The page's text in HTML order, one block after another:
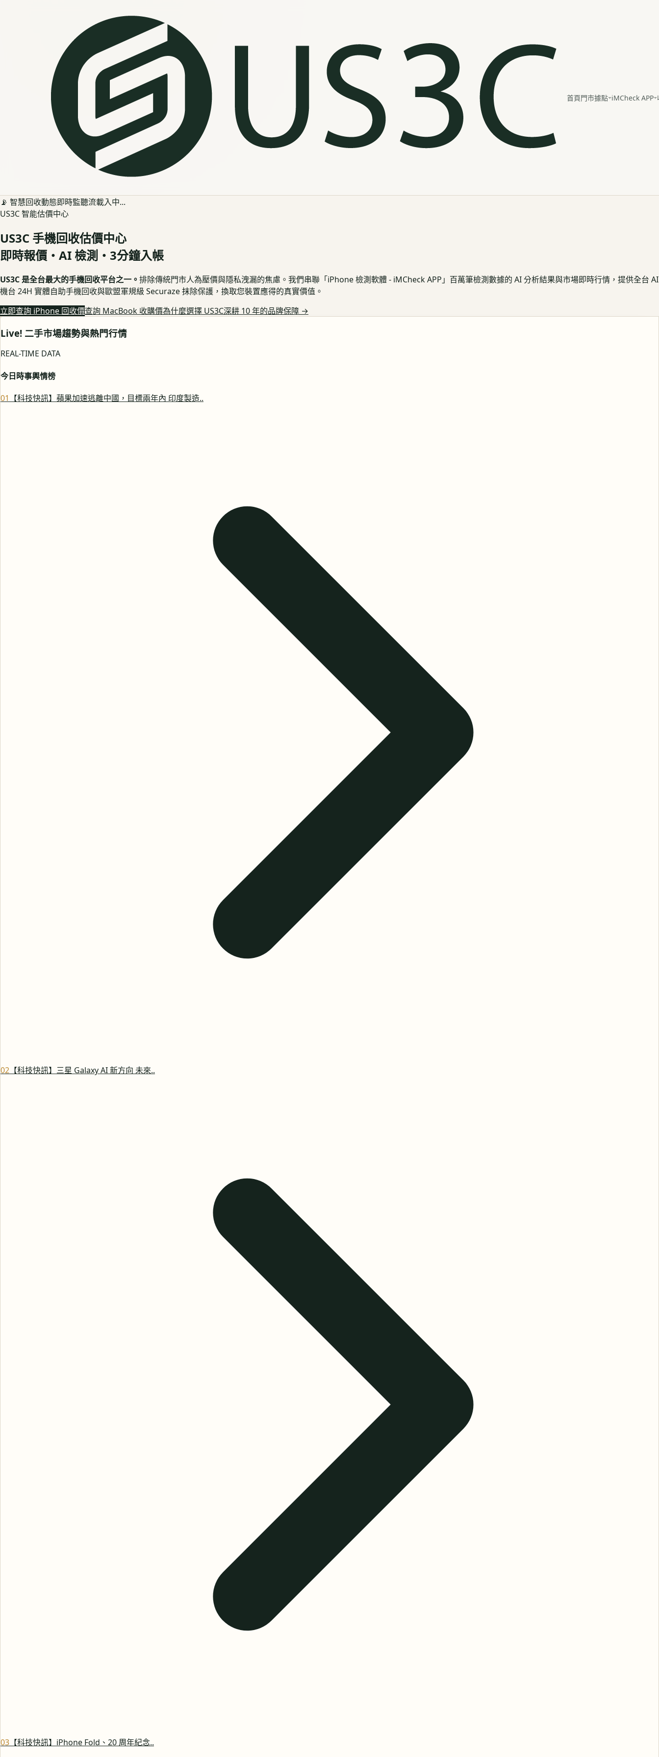
首頁門市據點 iMCheck APP
📡 智慧回收動態即時監聽流載入中...
US3C 智能估價中心
US3C 手機回收估價中心
即時報價・AI 檢測・3分鐘入帳
US3C 是全台最大的手機回收平台之一。 排除傳統門市人為壓價與隱私洩漏的焦慮。我們串聯「iPhone 檢測軟體 - iMCheck APP」百萬筆檢測數據的 AI 分析結果與市場即時行情，提供全台 AI
機台 24H 實體自助手機回收與歐盟軍規級 Securaze 抹除保護，換取您裝置應得的真實價值。
立即查詢 iPhone 回收價查詢 MacBook 收購價為什麼選擇 US3C深耕 10 年的品牌保障 →
Live! 二手市場趨勢與熱門行情
REAL-TIME DATA
今日時事輿情榜
01 【科技快訊】蘋果加速逃離中國，目標兩年內 印度製造..
02 【科技快訊】三星 Galaxy AI 新方向 未來..
03 【科技快訊】iPhone Fold、20 周年紀念..